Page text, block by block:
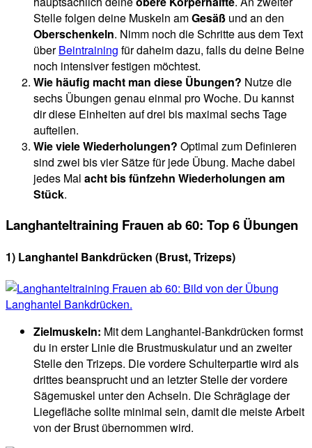
Stelle folgen deine Muskeln amGesäß und an den
Oberschenkeln. Nimm noch die Schritte aus dem Text
überBeintraining für daheim dazu, falls du deine Beine
noch intensiver festigen möchtest.
Wie häufig macht man diese Übungen? Nutze die
sechs Übungen genau einmal pro Woche. Du kannst
dir diese Einheiten auf drei bis maximal sechs Tage
aufteilen.
Wie viele Wiederholungen? Optimal zum Definieren
sind zwei bis vier Sätze für jede Übung. Mache dabei
jedes Mal acht bis fünfzehn Wiederholungen am
Stück.
Langhanteltraining Frauen ab 60: Top 6 Übungen
1) Langhantel Bankdrücken (Brust, Trizeps)
Zielmuskeln: Mit dem Langhantel-Bankdrücken formst
du in erster Linie die Brustmuskulatur und an zweiter
Stelle den Trizeps. Die vordere Schulterpartie wird als
drittes beansprucht und an letzter Stelle der vordere
Sägemuskel unter den Achseln. Die Schräglage der
Liegefläche sollte minimal sein, damit die meiste Arbeit
von der Brust übernommen wird.